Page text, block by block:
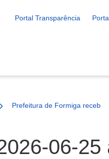
Portal Transparência
Prefeitura de Formiga recebe
06-